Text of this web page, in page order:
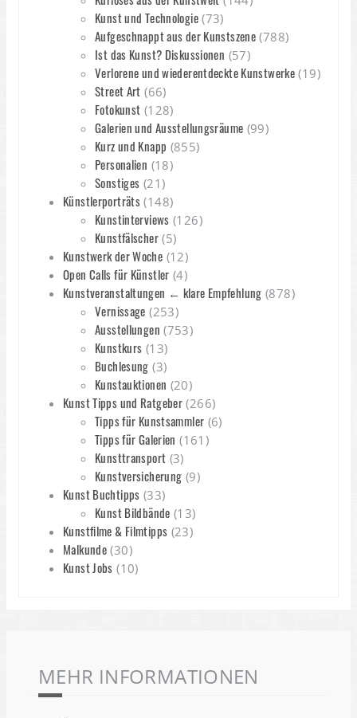
Kunst und Technologie(73)
Aufgeschnappt aus der Kunstszene (788)
Ist das Kunst? Diskussionen (57)
Verlorene und wiederentdeckte Kunstwerke (19)
Street Art (66)
Fotokunst (128)
Galerien und Ausstellungsräume (99)
Kurz und Knapp (855)
Personalien (18)
Sonstiges (21)
Künstlerporträts (148)
Kunstinterviews (126)
Kunstfälscher(5)
Kunstwerk der Woche (12)
Open Calls für Künstler (4)
Kunstveranstaltungen ← klare Empfehlung (878)
Vernissage (253)
Ausstellungen (753)
Kunstkurs (13)
Buchlesung (3)
Kunstauktionen (20)
Kunst Tipps und Ratgeber (266)
Tipps für Kunstsammler (6)
Tipps für Galerien (161)
Kunsttransport (3)
Kunstversicherung (9)
Kunst Buchtipps (33)
Kunst Bildbände (13)
Kunstfilme & Filmtipps (23)
Malkunde (30)
Kunst Jobs (10)
MEHR INFORMATIONEN